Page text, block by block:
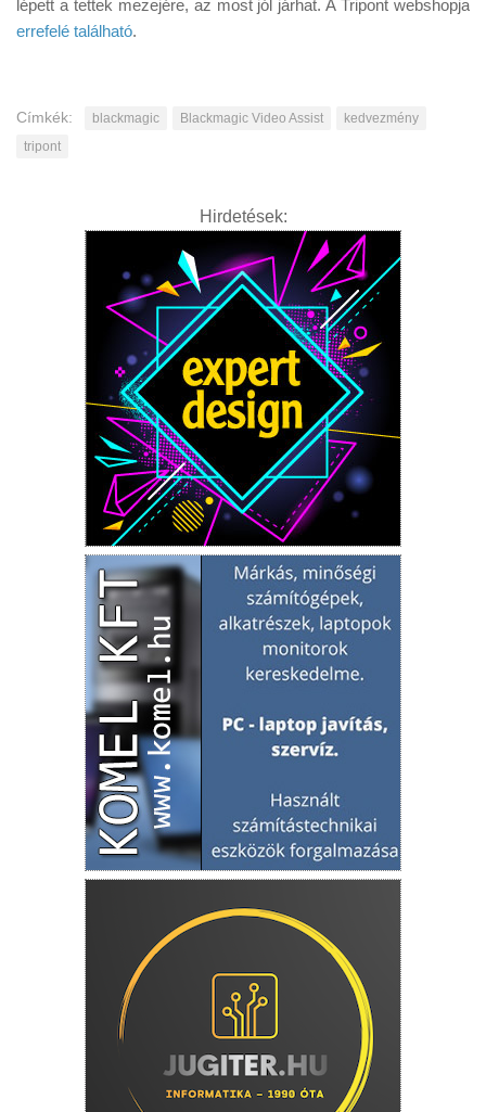
lépett a tettek mezejére, az most jól járhat. A Tripont webshopja
errefelé található.
Címkék: blackmagic Blackmagic Video Assist
kedvezmény
tripont
Hirdetések: